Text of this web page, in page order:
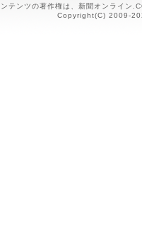
テンツの著作権は、新聞オンライン
Copyright(C) 2009-